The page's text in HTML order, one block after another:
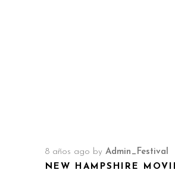
8 años ago by Admin_Festival
NEW HAMPSHIRE